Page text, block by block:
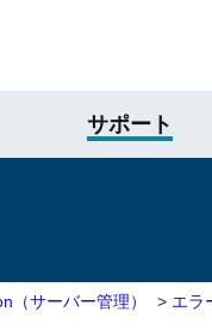
サポート
（サーバー管理） > エラ